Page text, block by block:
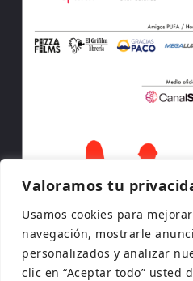
Valoramos tu
Usamos cookies para
navegación, mostrarle
personalizados y analizar
clic en “Aceptar todo” usted